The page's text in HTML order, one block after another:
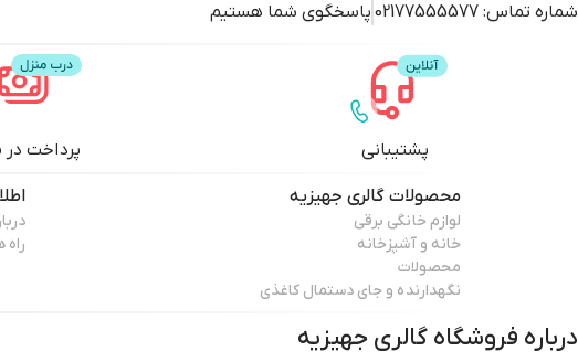
شماره تماس: 02177555577 پاسخگوی شما هستیم
پشتیبانی پرداخت
محصولات گالری جهیزیه
لوازم خانگی برقی
خانه و آشپزخانه
محصولات
نگهدارنده و جای دستمال کاغذی
درباره فروشگاه گالری جهیزیه